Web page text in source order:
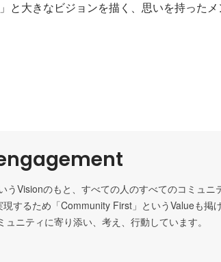
と大きなビジョンを描く、思いを持ったメ
うVisionのもと、すべての人のすべてのコミュニ
するため「Community First」というValueも掲
ニティに寄り添い、考え、行動しています。